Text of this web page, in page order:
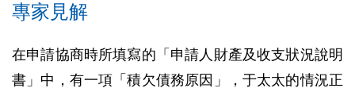
專家見解
在申請協商時所填寫的「申請人財產及收支狀況說明
書」中，有一項「積欠債務原因」，于太太的情況正